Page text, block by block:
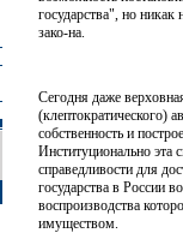
государства", но никак
зако-на.
Сегодня даже
(клептократического)
собственность и
Институционально эта
справедливости для
государства в России
воспроизводства
имуществом.